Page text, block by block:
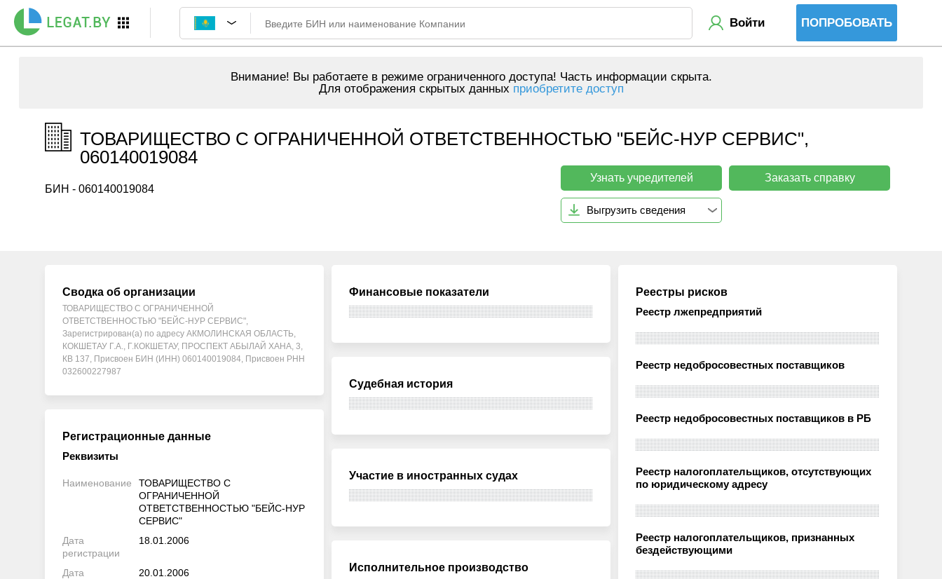
Войти ПОПРОБОВАТЬ
Внимание! Вы работаете в режиме ограниченного доступа! Часть информации скрыта.
Для отображения скрытых данных приобретите доступ
ТОВАРИЩЕСТВО С ОГРАНИЧЕННОЙ ОТВЕТСТВЕННОСТЬЮ "БЕЙС-НУР СЕРВИС",
060140019084
БИН - 060140019084
Узнать учредителей Заказать справку
Выгрузить сведения
Сводка об организации
ТОВАРИЩЕСТВО С ОГРАНИЧЕННОЙ
ОТВЕТСТВЕННОСТЬЮ "БЕЙС-НУР СЕРВИС",
Зарегистрирован(а) по адресу АКМОЛИНСКАЯ ОБЛАСТЬ,
КОКШЕТАУ Г.А., Г.КОКШЕТАУ, ПРОСПЕКТ АБЫЛАЙ ХАНА, 3,
КВ 137, Присвоен БИН (ИНН) 060140019084, Присвоен РНН
032600227987
Регистрационные данные
Реквизиты
Наименование
ТОВАРИЩЕСТВО С
ОГРАНИЧЕННОЙ
ОТВЕТСТВЕННОСТЬЮ "БЕЙС-НУР
СЕРВИС"
Дата
регистрации
18.01.2006
Дата
20.01.2006
Финансовые показатели
Судебная история
Участие в иностранных судах
Исполнительное производство
Реестры рисков
Реестр лжепредприятий
Реестр недобросовестных поставщиков
Реестр недобросовестных поставщиков в РБ
Реестр налогоплательщиков, отсутствующих
по юридическому адресу
Реестр налогоплательщиков, признанных
бездействующими